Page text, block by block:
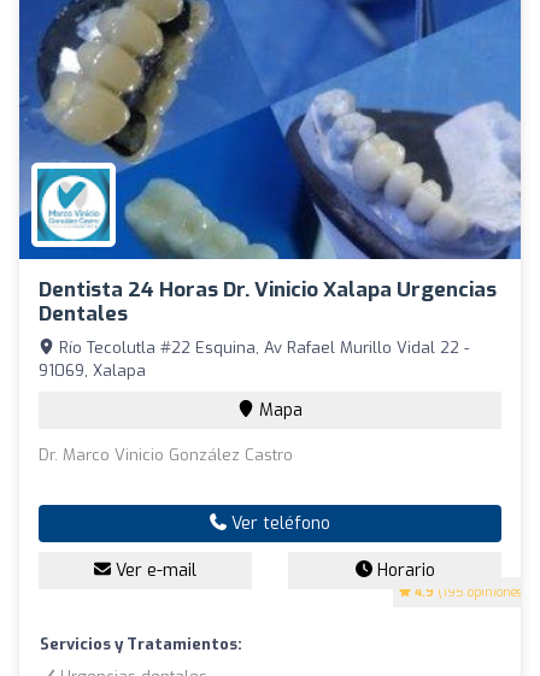
Dentista 24 Horas Dr. Vinicio Xalapa Urgencias
Dentales
4.9 (195 opiniones)
Río Tecolutla #22 Esquina, Av Rafael Murillo Vidal 22 -
91069, Xalapa
Mapa
Dr. Marco Vinicio González Castro
Ver teléfono
Ver e-mail Horario
Servicios y Tratamientos: